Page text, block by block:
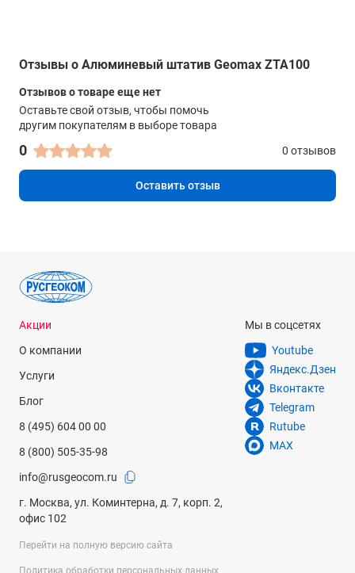
Отзывы о Алюминевый штатив Geomax ZTA100
Отзывов о товаре еще нет
Оставьте свой отзыв, чтобы помочь
другим покупателям в выборе товара
0 0 отзывов
Оставить отзыв
Акции
О компании
Услуги
Блог
8 (495) 604 00 00
8 (800) 505-35-98
info@rusgeocom.ru
г. Москва, ул. Коминтерна, д. 7, корп. 2,
офис 102
Мы в соцсетях
Youtube
Яндекс.Дзен
Вконтакте
Telegram
Rutube
MAX
Перейти на полную версию сайта